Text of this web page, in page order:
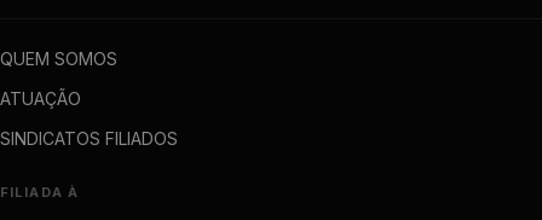
QUEM SOMOS
ATUAÇÃO
SINDICATOS FILIADOS
FILIADA À